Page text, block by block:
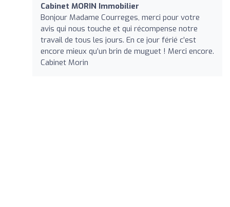
Cabinet MORIN Immobilier
Bonjour Madame Courreges, merci pour votre
avis qui nous touche et qui récompense notre
travail de tous les jours. En ce jour férié c’est
encore mieux qu’un brin de muguet ! Merci encore.
Cabinet Morin